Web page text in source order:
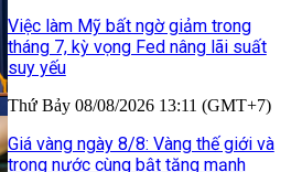
Việc làm Mỹ bất ngờ giảm trong
tháng 7, kỳ vọng Fed nâng lãi suất
suy yếu
Thứ Bảy 08/08/2026 13:11 (GMT+7)
Giá vàng ngày 8/8: Vàng thế giới và
trong nước cùng bật tăng mạnh